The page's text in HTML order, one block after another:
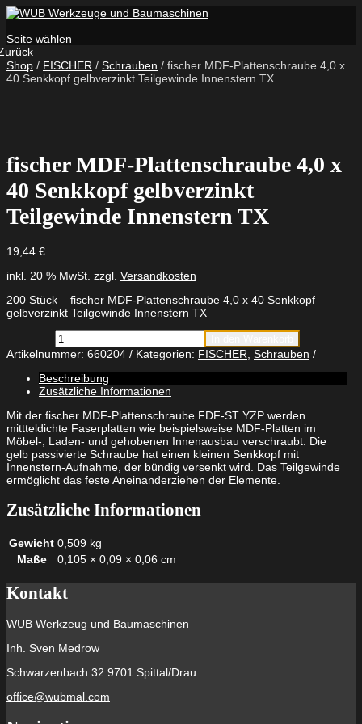
Seite wählen
Shop / FISCHER / Schrauben / fischer MDF-Plattenschraube 4,0 x
40 Senkkopf gelbverzinkt Teilgewinde Innenstern TX
fischer MDF-Plattenschraube 4,0 x
40 Senkkopf gelbverzinkt
Teilgewinde Innenstern TX
19,44 €
inkl. 20 % MwSt. zzgl. Versandkosten
200 Stück – fischer MDF-Plattenschraube 4,0 x 40 Senkkopf
gelbverzinkt Teilgewinde Innenstern TX
fischer
MDF-
Plattenschraube
4,0
x
40
Senkkopf
gelbverzinkt
Teilgewinde
Innenstern
TX
Menge
Artikelnummer: 660204 Kategorien: FISCHER Schrauben
Beschreibung
Zusätzliche Informationen
Mit der fischer MDF-Plattenschraube FDF-ST YZP werden
mittteldichte Faserplatten wie beispielsweise MDF-Platten im
Möbel-, Laden- und gehobenen Innenausbau verschraubt. Die
gelb passivierte Schraube hat einen kleinen Senkkopf mit
Innenstern-Aufnahme, der bündig versenkt wird. Das Teilgewinde
ermöglicht das feste Aneinanderziehen der Elemente.
Zusätzliche Informationen
Gewicht 0,509 kg
Maße
0,105 × 0,09 × 0,06 cm
Kontakt
WUB Werkzeug und Baumaschinen
Inh. Sven Medrow
Schwarzenbach 32 9701 Spittal/Drau
office@wubmal.com